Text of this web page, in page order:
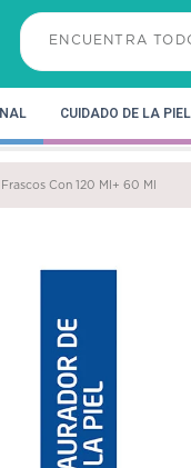
CUIDADO DE LA PIEL
Con 120 Ml+ 60 Ml